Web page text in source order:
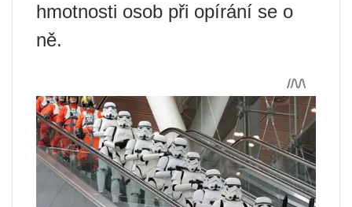
hmotnosti osob při opírání se o
ně.